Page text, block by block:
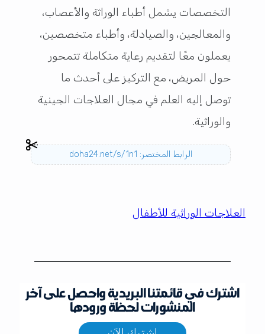
التخصصات يشمل أطباء الوراثة والأعصاب،
والمعالجين، والصيادلة، وأطباء متخصصين،
يعملون معًا لتقديم رعاية متكاملة تتمحور
حول المريض، مع التركيز على أحدث ما
توصل إليه العلم في مجال العلاجات الجينية
والوراثية.
الرابط المختصر: doha24.net/s/1n1
العلاجات الوراثية للأطفال
اشترك في قائمتنا البريدية واحصل على آخر
المنشورات لحظة ورودها